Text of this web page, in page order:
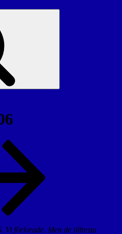
Vi förlorade. Men de tillresta